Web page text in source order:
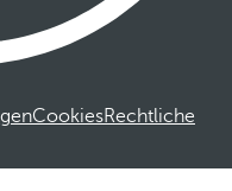
CookiesRechtliche